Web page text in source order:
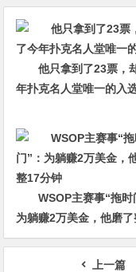
他只拿到了23票，
年扑克名人堂唯一的入
WSOP主赛事“拖时
为躺赚2万美金，他磨
分钟
上一篇